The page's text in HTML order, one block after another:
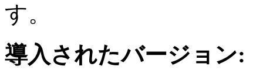
す。
導入されたバージョン: